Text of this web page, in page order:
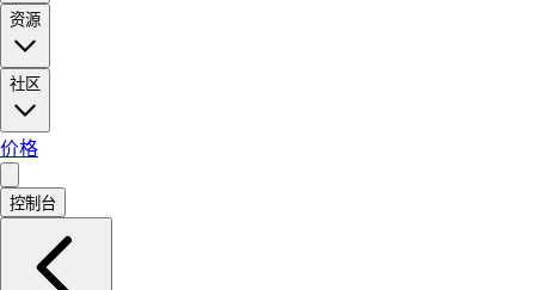
资源
社区
价格
控制台